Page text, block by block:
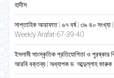
হাদীস
সাপ্তাহিক আরাফাত | ৬৭ বর্ষ | ৩৯-৪০ সংখ্যা |
Weekly Arafat-67-39-40
ইসলামী সাংস্কৃতিক প্রতিযোগিতা ও পুরষ্কার
আরবি বক্তব্য | অধ্যাপক ড. আব্দুল্লাহ ফারুক